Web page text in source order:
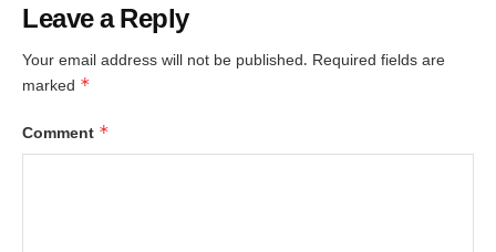
Leave a Reply
Your email address will not be published. Required fields are
marked *
Comment *